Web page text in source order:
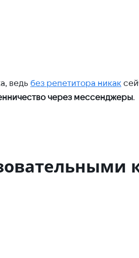
ведь без репетитора никак
через мессенджеры.